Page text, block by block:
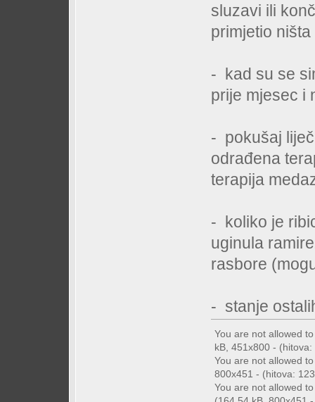
sluzavi ili
primjetio
- kad su se
prije mjesec i
- pokušaj
odrađena
terapija
- koliko je
uginula
rasbore
- stanje
You are not allowed
kB, 451x800 -
You are not allowed
800x451 - (hitova:
You are not allowed